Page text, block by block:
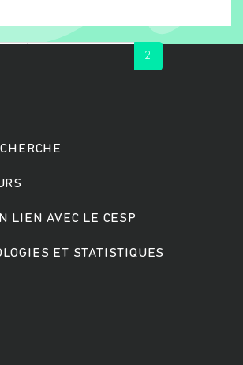
2
LIEN AVEC LE CESP
ET STATISTIQUES